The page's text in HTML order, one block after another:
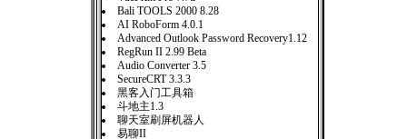
Bali TOOLS 2000 8.28
AI RoboForm 4.0.1
Advanced Outlook Password Recovery1.12
RegRun II 2.99 Beta
Audio Converter 3.5
SecureCRT 3.3.3
黑客入门工具箱
斗地主1.3
聊天室刷屏机器人
易聊II